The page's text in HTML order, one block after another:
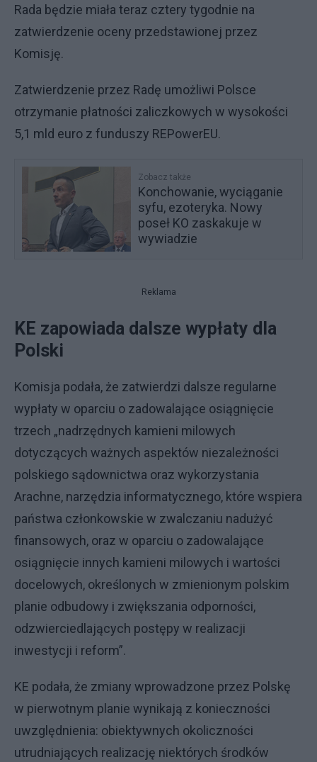
Rada będzie miała teraz cztery tygodnie na
zatwierdzenie oceny przedstawionej przez
Komisję.
Zatwierdzenie przez Radę umożliwi Polsce
otrzymanie płatności zaliczkowych w wysokości
5,1 mld euro z funduszy REPowerEU.
Zobacz także
Konchowanie, wyciąganie
syfu, ezoteryka. Nowy
poseł KO zaskakuje w
wywiadzie
Reklama
KE zapowiada dalsze wypłaty dla
Polski
Komisja podała, że zatwierdzi dalsze regularne
wypłaty w oparciu o zadowalające osiągnięcie
trzech „nadrzędnych kamieni milowych
dotyczących ważnych aspektów niezależności
polskiego sądownictwa oraz wykorzystania
Arachne, narzędzia informatycznego, które wspiera
państwa członkowskie w zwalczaniu nadużyć
finansowych, oraz w oparciu o zadowalające
osiągnięcie innych kamieni milowych i wartości
docelowych, określonych w zmienionym polskim
planie odbudowy i zwiększania odporności,
odzwierciedlających postępy w realizacji
inwestycji i reform”.
KE podała, że zmiany wprowadzone przez Polskę
w pierwotnym planie wynikają z konieczności
uwzględnienia: obiektywnych okoliczności
utrudniających realizację niektórych środków